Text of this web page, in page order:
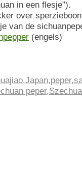
in een flesje”).
over
van de
(engels)
,Japan,peper,
peper,